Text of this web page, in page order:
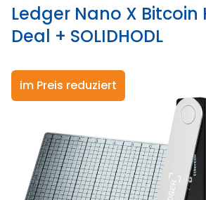
Ledger Nano X Bitcoin
Deal + SOLIDHODL
im Preis reduziert